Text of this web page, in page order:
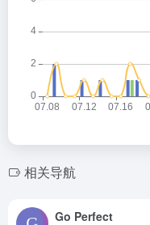
相关导航
Go Perfect